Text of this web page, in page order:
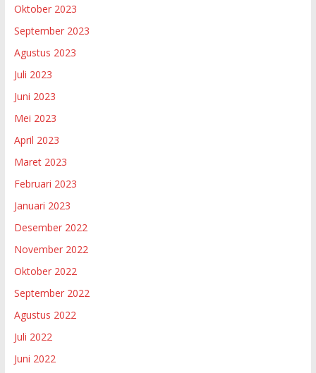
Oktober 2023
September 2023
Agustus 2023
Juli 2023
Juni 2023
Mei 2023
April 2023
Maret 2023
Februari 2023
Januari 2023
Desember 2022
November 2022
Oktober 2022
September 2022
Agustus 2022
Juli 2022
Juni 2022